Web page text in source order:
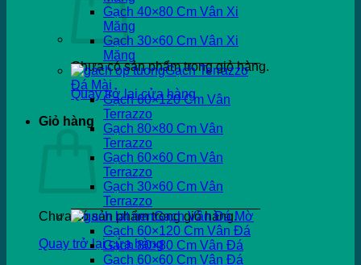
Chưa có sản phẩm trong giỏ hàng.
Quay trở lại cửa hàng
Giỏ hàng
Chưa có sản phẩm trong giỏ hàng.
Quay trở lại cửa hàng
Gạch 40×80 Cm Vân Xi
Măng
Gạch 30×60 Cm Vân Xi
Măng
Gạch Terrazzo
Đá Mài
Gạch 60×120 Cm Vân
Terrazzo
Gạch 80×80 Cm Vân
Terrazzo
Gạch 60×60 Cm Vân
Terrazzo
Gạch 30×60 Cm Vân
Terrazzo
Gạch Vân Đá Mờ
Gạch 60×120 Cm Vân Đá
Gạch 80×80 Cm Vân Đá
Gạch 60×60 Cm Vân Đá